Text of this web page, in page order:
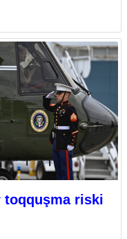
toqquşma riski